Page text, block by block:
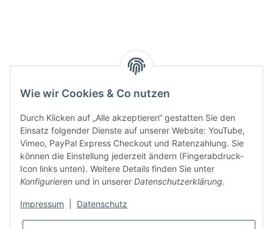
Wie wir Cookies & Co nutzen
Durch Klicken auf „Alle akzeptieren“ gestatten Sie den
Einsatz folgender Dienste auf unserer Website: YouTube,
Vimeo, PayPal Express Checkout und Ratenzahlung. Sie
können die Einstellung jederzeit ändern (Fingerabdruck-
Icon links unten). Weitere Details finden Sie unter
Konfigurieren und in unserer Datenschutzerklärung.
Impressum Datenschutz
Gesetzliche Informationen